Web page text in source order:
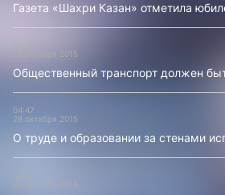
Газета «Шахри Казан» отметила
04:50
28 октября 2015
Общественный транспорт должен
04:47
28 октября 2015
О труде и образовании за стенами
04:46
28 октября 2015